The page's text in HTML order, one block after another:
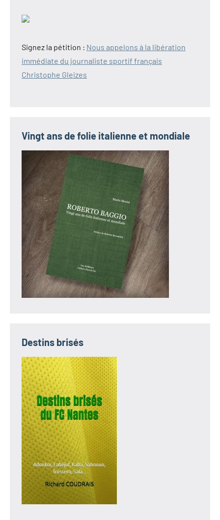
Signez la pétition : Nous appelons à la libération
immédiate du journaliste sportif français
Christophe Gleizes
Vingt ans de folie italienne et mondiale
Destins brisés